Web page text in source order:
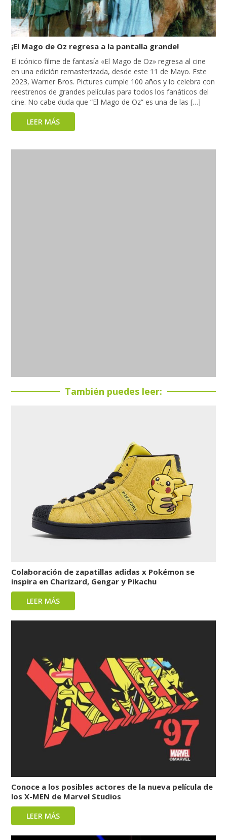
¡El Mago de Oz regresa a la pantalla grande!
El icónico filme de fantasía «El Mago de Oz» regresa al cine
en una edición remasterizada, desde este 11 de Mayo. Este
2023, Warner Bros. Pictures cumple 100 años y lo celebra con
reestrenos de grandes películas para todos los fanáticos del
cine. No cabe duda que “El Mago de Oz” es una de las […]
LEER MÁS
También puedes leer:
Colaboración de zapatillas adidas x Pokémon se
inspira en Charizard, Gengar y Pikachu
LEER MÁS
Conoce a los posibles actores de la nueva película de
los X-MEN de Marvel Studios
LEER MÁS